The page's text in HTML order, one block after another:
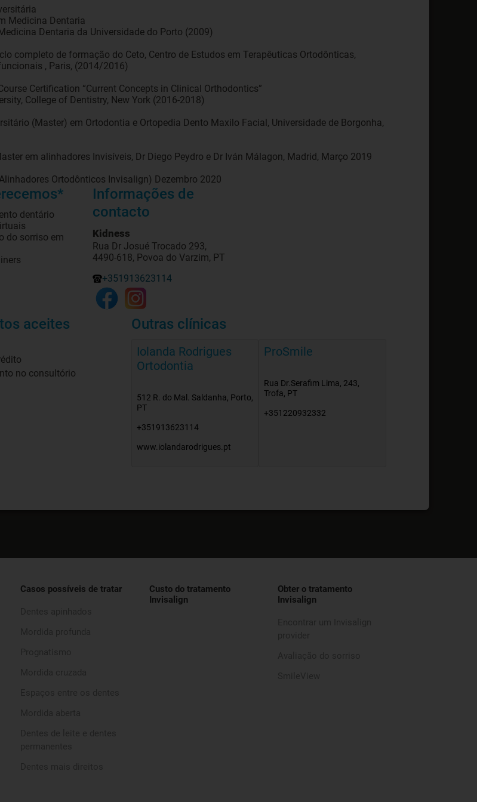
Medicina Dentaria
Dentaria da Universidade do Porto (2009)
completo de formação do Ceto, Centro de Estudos em Terapêuticas Ortodônticas,
, Paris, (2014/2016)
Certification “Current Concepts in Clinical Orthodontics”
College of Dentistry, New York (2016-2018)
(Master) em Ortodontia e Ortopedia Dento Maxilo Facial, Universidade de Borgonha,
em alinhadores Invisíveis, Dr Diego Peydro e Dr Iván Málagon, Madrid, Março 2019
dentário
do sorriso em
Informações de
contacto
Kidness
Rua Dr Josué Trocado 293,
4490-618, Povoa do Varzim, PT
+351913623114
aceites
no consultório
Outras clínicas
Iolanda Rodrigues
Ortodontia
512 R. do Mal. Saldanha, Porto,
PT
+351913623114
www.iolandarodrigues.pt
ProSmile
Rua Dr.Serafim Lima, 243,
Trofa, PT
+351220932332
Casos possíveis de tratar
Custo do tratamento
Invisalign
Obter o tratamento
Invisalign